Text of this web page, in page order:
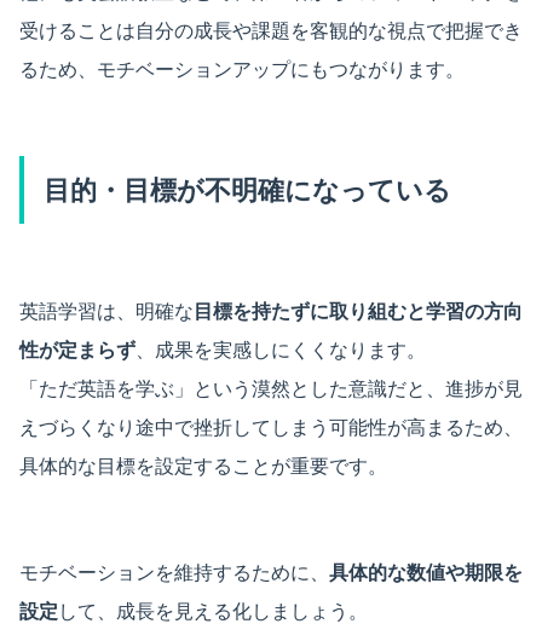
受けることは自分の成長や課題を客観的な視点で把握でき
るため、モチベーションアップにもつながります。
目的・目標が不明確になっている
英語学習は、明確な目標を持たずに取り組むと学習の方向
性が定まらず、成果を実感しにくくなります。
「ただ英語を学ぶ」という漠然とした意識だと、進捗が見
えづらくなり途中で挫折してしまう可能性が高まるため、
具体的な目標を設定することが重要です。
モチベーションを維持するために、 具体的な数値や期限を
設定 して、成長を見える化しましょう。